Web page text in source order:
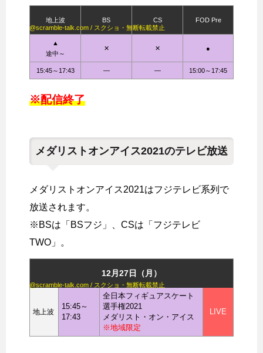
@scramble-talk.com / スクショ・無断転載禁止
地上波 BS CS FOD Pre
▲
途中～
✕ ✕ ●
15:45～17:43 ― ― 15:00～17:45
※配信終了
メダリストオンアイス2021のテレビ放送
メダリストオンアイス2021はフジテレビ系列で
放送されます。
※BSは「BSフジ」、CSは「フジテレビ
TWO」。
@scramble-talk.com / スクショ・無断転載禁止
12月27日（月）
地上波
15:45～
17:43
全日本フィギュアスケート
選手権2021
メダリスト・オン・アイス
※地域限定
LIVE